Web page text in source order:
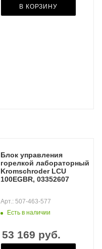
В КОРЗИНУ
Блок управления
горелкой лабораторный
Kromschroder LCU
100EGBR, 03352607
Есть в наличии
Арт.: 507-463-577
53 169 руб.